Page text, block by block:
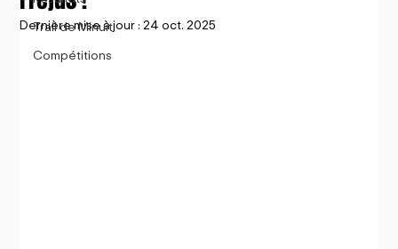
Trail de Minuit
Compétitions
Dernière mise à jour :24 oct. 2025